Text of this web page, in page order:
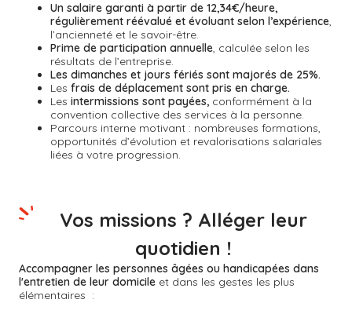
Un salaire garanti à partir de 12,34€/heure,
régulièrement réévalué et évoluant selon l’expérience,
l’ancienneté et le savoir-être.
Prime de participation annuelle, calculée selon les
résultats de l’entreprise.
Les dimanches et jours fériés sont majorés de 25%.
Les frais de déplacement sont pris en charge.
Les intermissions sont payées, conformément à la
convention collective des services à la personne.
Parcours interne motivant : nombreuses formations,
opportunités d’évolution et revalorisations salariales
liées à votre progression.
Accompagner les personnes âgées ou handicapées dans
l'entretien de leur domicile et dans les gestes les plus
élémentaires :
Vos missions ? Alléger leur
quotidien !